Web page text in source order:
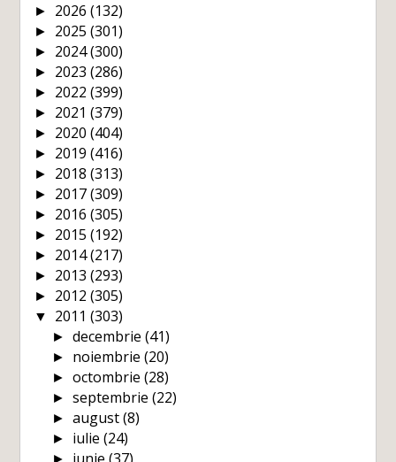
► 2026(132)
► 2025(301)
► 2024(300)
► 2023(286)
► 2022(399)
► 2021(379)
► 2020(404)
► 2019(416)
► 2018(313)
► 2017(309)
► 2016(305)
► 2015(192)
► 2014(217)
► 2013(293)
► 2012(305)
▼ 2011(303)
► decembrie (41)
► noiembrie (20)
► octombrie (28)
► septembrie (22)
► august(8)
► iulie (24)
►